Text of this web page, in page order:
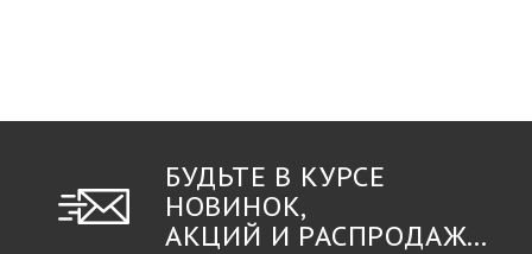
БУДЬТЕ В КУРСЕ
НОВИНОК,
АКЦИЙ И РАСПРОДАЖ...